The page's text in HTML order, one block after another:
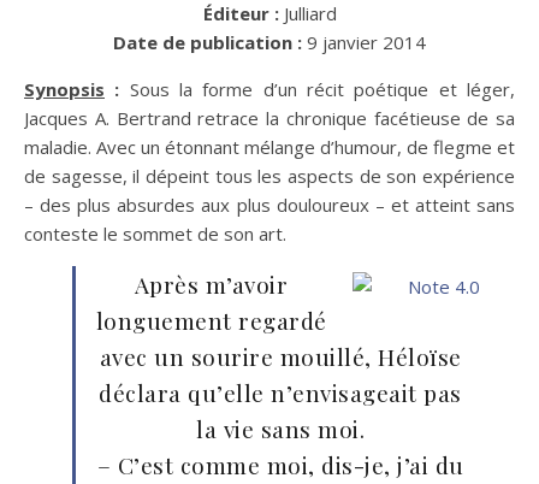
Éditeur : Julliard
Date de publication : 9 janvier 2014
Synopsis : Sous la forme d’un récit poétique et léger,
Jacques A. Bertrand retrace la chronique facétieuse de sa
maladie. Avec un étonnant mélange d’humour, de flegme et
de sagesse, il dépeint tous les aspects de son expérience
– des plus absurdes aux plus douloureux – et atteint sans
conteste le sommet de son art.
Après m’avoir
longuement regardé
avec un sourire mouillé, Héloïse
déclara qu’elle n’envisageait pas
la vie sans moi.
– C’est comme moi, dis-je, j’ai du